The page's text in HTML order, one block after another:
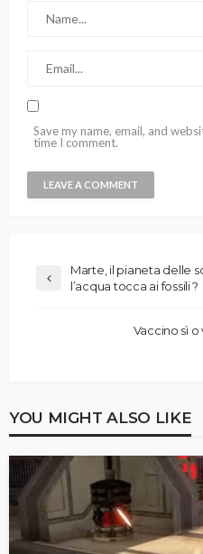
Save my name, email, and
time I comment.
Marte, il pianeta delle
l’acqua tocca ai fossili ?
Vaccino sì
YOU MIGHT ALSO LIKE